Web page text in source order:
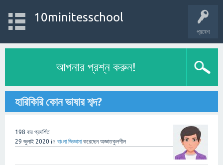
প্রবেশ
10minitesschool
আপনার প্রশ্ন করুন!
হারিকিরি কোন ভাষার শব্দ?
198 বার প্রদর্শিত
29 জুলাই 2020 in বাংলা জিজ্ঞাসা করেছেনঅজ্ঞাতকুলশীল